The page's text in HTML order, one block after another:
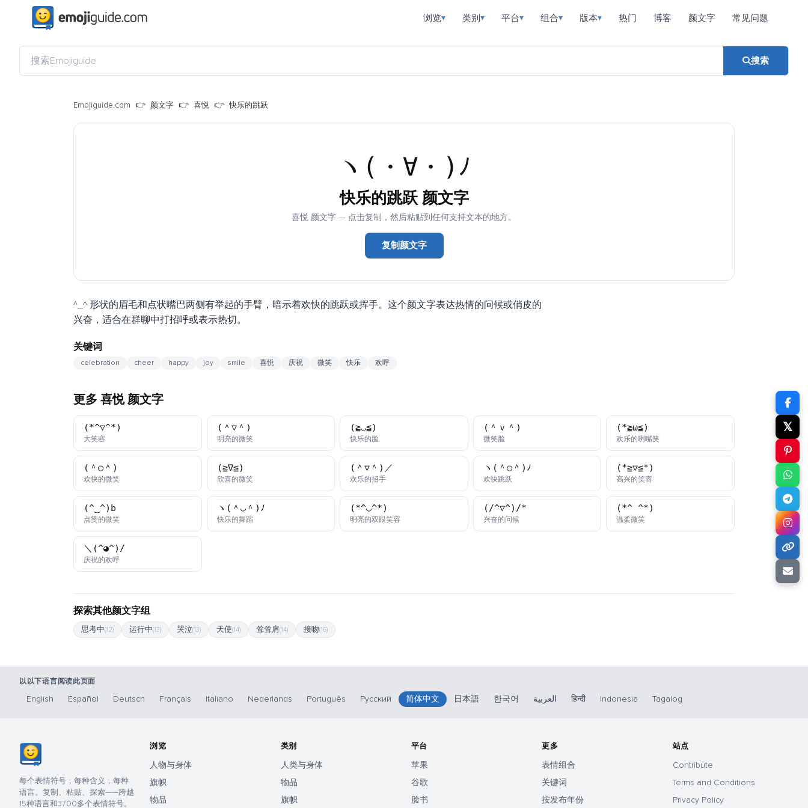
浏览▾ 类别 ▾ 平台▾ 组合▾ 版本▾ 热门 博客 颜文字 常见问题
搜索
Emojiguide.com 颜文字 喜悦 快乐的跳跃
ヽ(・∀・)ﾉ
快乐的跳跃 颜文字
喜悦 颜文字 — 点击复制，然后粘贴到任何支持文本的地方。
复制颜文字
^_^ 形状的眉毛和点状嘴巴两侧有举起的手臂，暗示着欢快的跳跃或挥手。这个颜文字表达热情的问候或俏皮的
兴奋，适合在群聊中打招呼或表示热切。
关键词
celebration cheer happy joy smile 喜悦 庆祝 微笑 快乐 欢呼
更多 喜悦 颜文字
(*^▽^*)
大笑容
(＾▽＾)
明亮的微笑颜文字
(≧◡≦)
快乐的脸颜文字
(＾ｖ＾)
微笑脸颜文字
(*≧ω≦)
欢乐的咧嘴笑颜文字
(＾○＾)
欢快的微笑颜文字
(≧∇≦)
欣喜的微笑颜文字
(＾▽＾)／
欢乐的招手颜文字
ヽ(＾○＾)ﾉ
欢快跳跃颜文字
(*≧▽≦*)
高兴的笑容
(^‿^)b
点赞的微笑颜文字
ヽ(＾◡＾)ﾉ
快乐的舞蹈颜文字
(*^◡^*)
明亮的双眼笑容
(/^▽^)/*
兴奋的问候颜文字
(*^_^*)
温柔微笑颜文字
＼(^◕^)/
庆祝的欢呼颜文字
探索其他颜文字组
思考中(12) 运行中(13) 哭泣(13) 天使(14) 耸耸肩(14) 接吻(16)
𝕏
以以下语言阅读此页面
English Español Deutsch Français Italiano Nederlands Português Русский 简体中文 日本語 한국어 العربية हिन्दी Indonesia Tagalog
每个表情符号，每种含义，每种
语言。复制、粘贴、探索——跨越
15种语言和3700多个表情符号。
浏览
人物与身体
旗帜
物品
类别
人类与身体
物品
旗帜
平台
苹果
谷歌
脸书
更多
表情组合
关键词
按发布年份
站点
Contribute
Terms and Conditions
Privacy Policy